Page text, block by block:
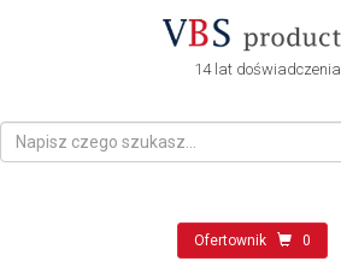
14 lat doświadczenia
Ofertownik 0